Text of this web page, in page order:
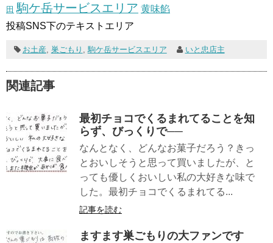
田 駒ケ岳サービスエリア 黄味餡
投稿SNS下のテキストエリア
お土産 巣ごもり 駒ケ岳サービスエリア いと忠店主
関連記事
最初チョコでくるまれてることを知
らず、びっくりで──
なんとなく、どんなお菓子だろう？きっ
とおいしそうと思って買いましたが、と
っても優しくおいしい私の大好きな味で
した。最初チョコでくるまれてる...
記事を読む
ますます巣ごもりの大ファンです